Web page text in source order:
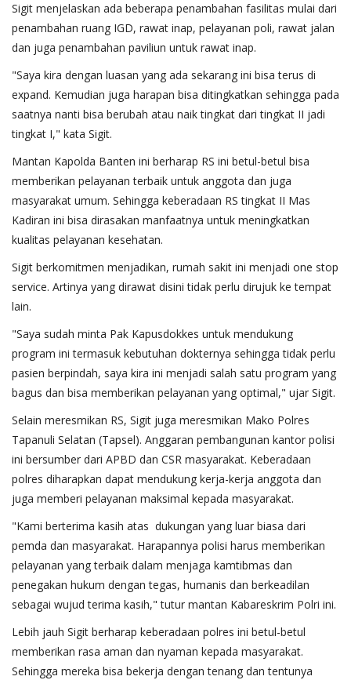
Sigit menjelaskan ada beberapa penambahan fasilitas mulai dari
penambahan ruang IGD, rawat inap, pelayanan poli, rawat jalan
dan juga penambahan paviliun untuk rawat inap.
"Saya kira dengan luasan yang ada sekarang ini bisa terus di
expand. Kemudian juga harapan bisa ditingkatkan sehingga pada
saatnya nanti bisa berubah atau naik tingkat dari tingkat II jadi
tingkat I," kata Sigit.
Mantan Kapolda Banten ini berharap RS ini betul-betul bisa
memberikan pelayanan terbaik untuk anggota dan juga
masyarakat umum. Sehingga keberadaan RS tingkat II Mas
Kadiran ini bisa dirasakan manfaatnya untuk meningkatkan
kualitas pelayanan kesehatan.
Sigit berkomitmen menjadikan, rumah sakit ini menjadi one stop
service. Artinya yang dirawat disini tidak perlu dirujuk ke tempat
lain.
"Saya sudah minta Pak Kapusdokkes untuk mendukung
program ini termasuk kebutuhan dokternya sehingga tidak perlu
pasien berpindah, saya kira ini menjadi salah satu program yang
bagus dan bisa memberikan pelayanan yang optimal," ujar Sigit.
Selain meresmikan RS, Sigit juga meresmikan Mako Polres
Tapanuli Selatan (Tapsel). Anggaran pembangunan kantor polisi
ini bersumber dari APBD dan CSR masyarakat. Keberadaan
polres diharapkan dapat mendukung kerja-kerja anggota dan
juga memberi pelayanan maksimal kepada masyarakat.
"Kami berterima kasih atas dukungan yang luar biasa dari
pemda dan masyarakat. Harapannya polisi harus memberikan
pelayanan yang terbaik dalam menjaga kamtibmas dan
penegakan hukum dengan tegas, humanis dan berkeadilan
sebagai wujud terima kasih," tutur mantan Kabareskrim Polri ini.
Lebih jauh Sigit berharap keberadaan polres ini betul-betul
memberikan rasa aman dan nyaman kepada masyarakat.
Sehingga mereka bisa bekerja dengan tenang dan tentunya